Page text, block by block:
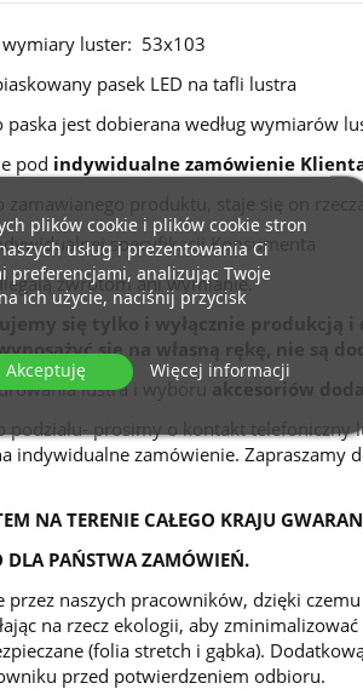
wymiary luster: 53x103
pasek LED na tafli lustra
paska jest dobierana według wymiarów
pod indywidualne zamówienie
zamawianego produktu, staje się on
specyfikacji Konsumenta
zwrotom ani wymianie.
się tylko i wyłącznie produkcją
się na własną rękę, nie są
lustra i wyboru akcesoriów
prosimy o kontakt
zamówienie. Zapraszamy
NA TERENIE CAŁEGO KRAJU
DLA PAŃSTWA ZAMÓWIEŃ.
naszych pracowników, dzięki
na rzecz ekologii, aby
(folia stretch i gąbka).
przed potwierdzeniem odbioru.
plików cookie i plików cookie stron
usług i prezentowania Ci
preferencjami, analizując Twoje
ich użycie, naciśnij przycisk
Więcej informacji
Akceptuję